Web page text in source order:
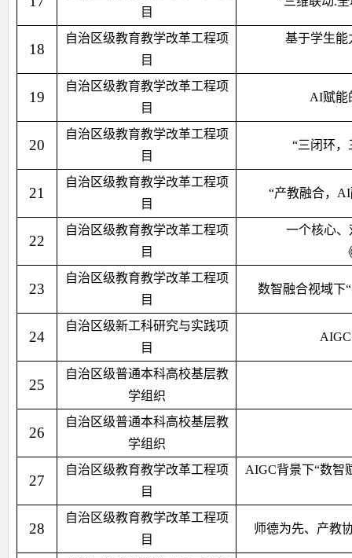
目
18
自治区级教育教学改革工程项
目
基于学生能
19
自治区级教育教学改革工程项
目
AI赋能
20
自治区级教育教学改革工程项
目
“三闭环
21
自治区级教育教学改革工程项
目
“产教融合，
22
自治区级教育教学改革工程项
目
一个核心、
23
自治区级教育教学改革工程项
目
数智融合视域下
24
自治区级新工科研究与实践项
目
25
自治区级普通本科高校基层教
学组织
26
自治区级普通本科高校基层教
学组织
27
自治区级教育教学改革工程项
目
AIGC背景下“数智
28
自治区级教育教学改革工程项
目
师德为先、产教